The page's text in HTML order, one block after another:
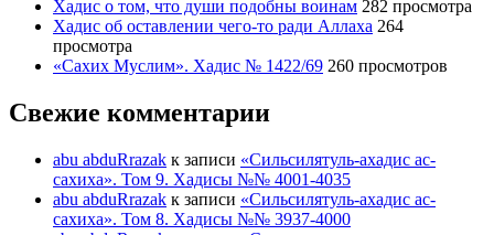
Хадис о том, что души подобны воинам 282 просмотра
Хадис об оставлении чего-то ради Аллаха 264
просмотра
«Сахих Муслим». Хадис № 1422/69 260 просмотров
Свежие комментарии
abu abduRrazak к записи «Сильсилятуль-ахадис ас-
сахиха». Том 9. Хадисы №№ 4001-4035
abu abduRrazak к записи «Сильсилятуль-ахадис ас-
сахиха». Том 8. Хадисы №№ 3937-4000